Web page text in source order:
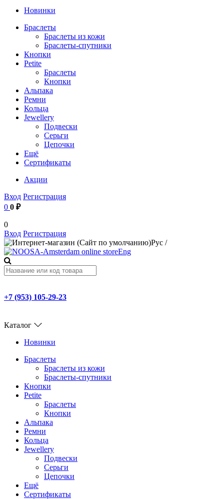
Новинки
Браслеты
Браслеты из кожи
Браслеты-спутники
Кнопки
Petite
Браслеты
Кнопки
Альпака
Ремни
Кольца
Jewellery
Подвески
Серьги
Цепочки
Ещё
Сертификаты
Акции
Вход Регистрация
0 0 ₽
0
Вход Регистрация
Рус /
Eng
+7 (953) 105-29-23
Каталог
Новинки
Браслеты
Браслеты из кожи
Браслеты-спутники
Кнопки
Petite
Браслеты
Кнопки
Альпака
Ремни
Кольца
Jewellery
Подвески
Серьги
Цепочки
Ещё
Сертификаты